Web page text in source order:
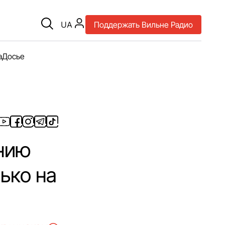
UA Поддержать Вильне Радио
Досье
на